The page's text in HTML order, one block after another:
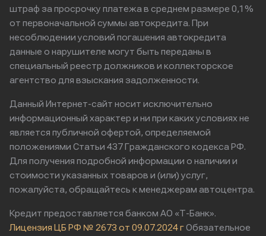
штраф за просрочку платежа в среднем размере 0,1%
от первоначальной суммы автокредита. При
несоблюдении условий погашения автокредита
данные о нарушителе могут быть переданы в
специальный реестр должников и коллекторское
агентство для взыскания задолженности.
Данный Интернет-сайт носит исключительно
информационный характер и ни при каких условиях не
является публичной офертой, определяемой
положениями Статьи 437 Гражданского кодекса РФ.
Для получения подробной информации о наличии и
стоимости указанных товаров и (или) услуг,
пожалуйста, обращайтесь к менеджерам автоцентра.
Кредит предоставляется банком АО «Т-Банк».
Лицензия ЦБ РФ № 2673 от 09.07.2024 гОбязательное